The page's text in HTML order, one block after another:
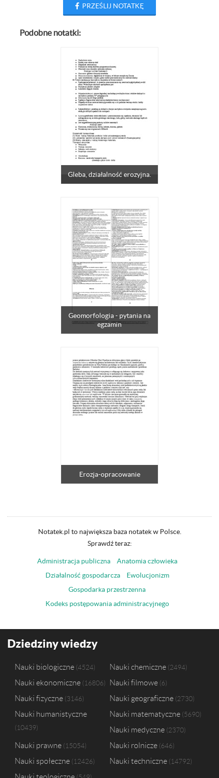
PRZEŚLIJ NOTATKĘ
Podobne notatki:
Gleba, działalność erozyjna.
Geomorfologia - pytania na
egzamin
Erozja-opracowanie
Notatek.pl to największa baza notatek w Polsce.
Sprawdź teraz:
Administracja publiczna
Anatomia człowieka
Działalność gospodarcza
Ewolucjonizm
Gospodarka przestrzenna
Kodeks postępowania administracyjnego
Dziedziny wiedzy
Nauki biologiczne 4524 Nauki chemiczne 2494
Nauki ekonomiczne 16806 Nauki filmowe 6
Nauki fizyczne 3146 Nauki geograficzne 2730
Nauki humanistyczne
10439
Nauki matematyczne 5690
Nauki medyczne 2370
Nauki prawne 15054 Nauki rolnicze 646
Nauki społeczne 12426 Nauki techniczne 14792